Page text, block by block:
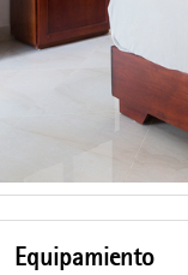
Equipamiento